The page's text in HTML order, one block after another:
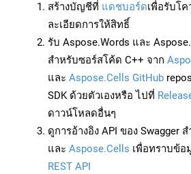
สร้างบัญชีที่ แดชบอร์ดเพื่อรับโ
ละเอียดการให้สิทธิ์
รับ Aspose.Words และ
สำหรับซอร์สโค้ด C++ จาก
และ Aspose.Cells GitHub
SDK ด้วยตัวเองหรือ ไปที่
ดาวน์โหลดอื่นๆ
ดูการอ้างอิง API ของ Swagger
และ Aspose.Cells เพื่อทราบข้อ
REST API